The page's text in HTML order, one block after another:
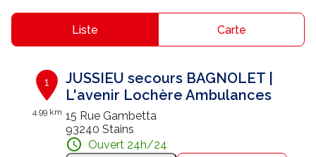
E-paiement
Une question ?
Nous contacter
Liste Carte
1
4.99 km
JUSSIEU secours BAGNOLET |
L'avenir Lochère Ambulances
15 Rue Gambetta
93240 Stains
Ouvert 24h/24